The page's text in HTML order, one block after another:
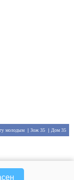
молодым | Зож 35 | Дом 35